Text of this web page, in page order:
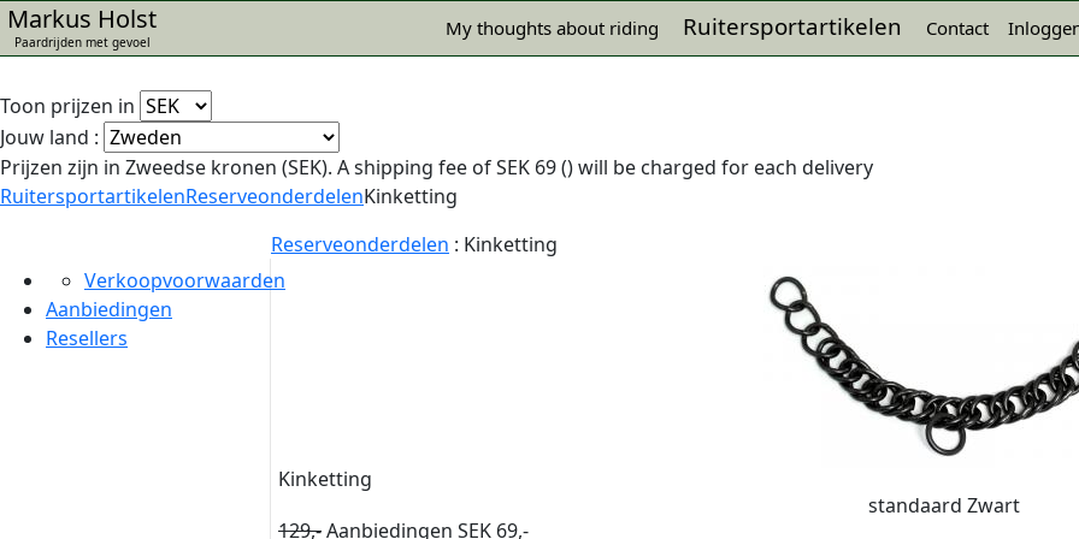
Markus Holst
Paardrijden met gevoel
My thoughts about riding Ruitersportartikelen Contact
Toon prijzen in
Jouw land :
Prijzen zijn in Zweedse kronen (SEK). A shipping fee of SEK 69 () will be charged for each delivery
RuitersportartikelenReserveonderdelenKinketting
Reserveonderdelen : Kinketting
Verkoopvoorwaarden
Aanbiedingen
Resellers
Kinketting
standaard Zwart
129,-Aanbiedingen SEK 69,-